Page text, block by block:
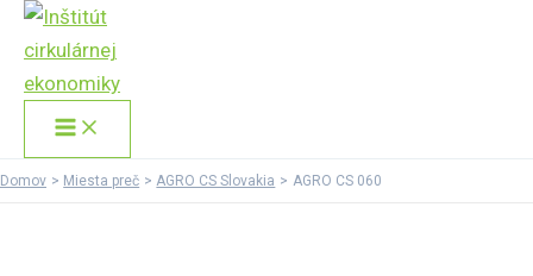
Preskočiť
obsah
Main
Menu
Domov Miesta preč AGRO CS Slovakia AGRO CS 060